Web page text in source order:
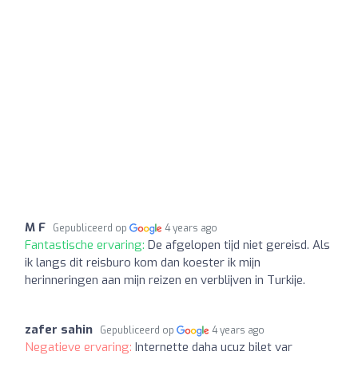
M F Gepubliceerd op 4 years ago
Fantastische ervaring: De afgelopen tijd niet gereisd. Als
ik langs dit reisburo kom dan koester ik mijn
herinneringen aan mijn reizen en verblijven in Turkije.
zafer sahin Gepubliceerd op 4 years ago
Negatieve ervaring: Internette daha ucuz bilet var